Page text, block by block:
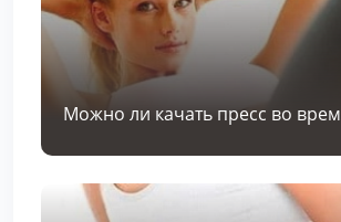
Можно ли качать пресс во